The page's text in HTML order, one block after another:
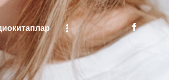
Аудиокитаплар